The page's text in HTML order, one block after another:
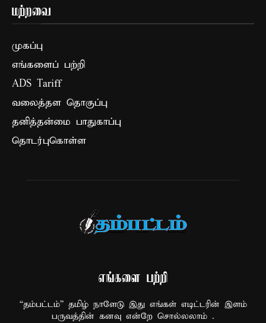
மற்றவை
முகப்பு
எங்களைப் பற்றி
ADS Tariff
வலைத்தள தொகுப்பு
தனித்தன்மை பாதுகாப்பு
தொடர்புகொள்ள
எங்களை பற்றி
“தம்பட்டம்” தமிழ் நாளேடு இது எங்கள் எடிட்டரின் இளம்
பருவத்தின் கனவு என்றே சொல்லலாம் .